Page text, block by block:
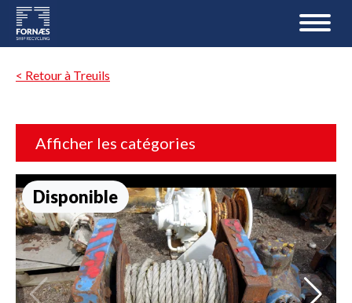
< Retour à Treuils
Afficher les catégories
Disponible